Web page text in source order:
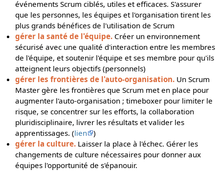
événements Scrum ciblés, utiles et efficaces. S'assurer
que les personnes, les équipes et l'organisation tirent les
plus grands bénéfices de l'utilisation de Scrum
gérer la santé de l'équipe. Créer un environnement
sécurisé avec une qualité d'interaction entre les membres
de l'équipe, et soutenir l'équipe et ses membre pour qu'ils
atteignent leurs objectifs (personnels)
gérer les frontières de l'auto-organisation. Un Scrum
Master gère les frontières que Scrum met en place pour
augmenter l'auto-organisation ; timeboxer pour limiter le
risque, se concentrer sur les efforts, la collaboration
pluridisciplinaire, livrer les résultats et valider les
apprentissages. (lien
)
gérer la culture. Laisser la place à l'échec. Gérer les
changements de culture nécessaires pour donner aux
équipes l'opportunité de s'épanouir.